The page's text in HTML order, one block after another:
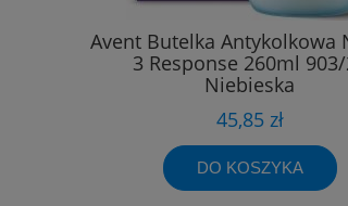
Avent Butelka Antykolkowa
3 Response 260ml 903/
Niebieska
45,85 zł
DO KOSZYKA